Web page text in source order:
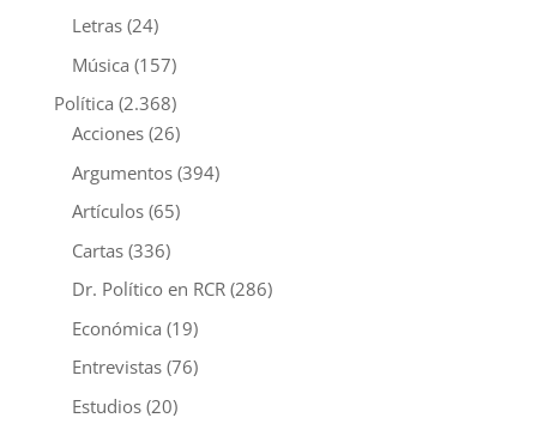
Letras(24)
Música (157)
Política (2.368)
Acciones(26)
Argumentos(394)
Artículos(65)
Cartas(336)
Dr. Político en RCR(286)
Económica (19)
Entrevistas(76)
Estudios(20)